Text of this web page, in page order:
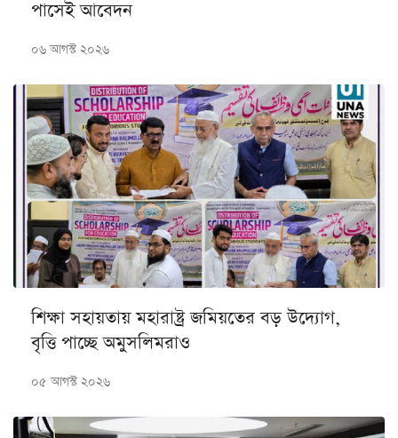
পাসেই আবেদন
০৬ আগস্ট ২০২৬
শিক্ষা সহায়তায় মহারাষ্ট্র জমিয়তের বড় উদ্যোগ,
বৃত্তি পাচ্ছে অমুসলিমরাও
০৫ আগস্ট ২০২৬